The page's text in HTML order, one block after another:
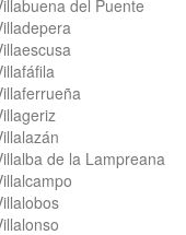
del Puente
de la Lampreana